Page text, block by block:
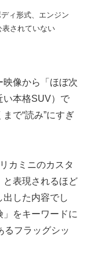
ィ形式、エンジン
されていない
映像から「ほぼ次
い本格SUV）で
で“読み”にすぎ
カミニのカスタ
と表現されるほど
出した内容でし
をキーワードに
るフラッグシッ